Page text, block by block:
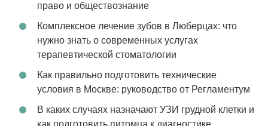
право и обществознание
Комплексное лечение зубов в Люберцах: что
нужно знать о современных услугах
терапевтической стоматологии
Как правильно подготовить технические
условия в Москве: руководство от Регламентум
В каких случаях назначают УЗИ грудной клетки и